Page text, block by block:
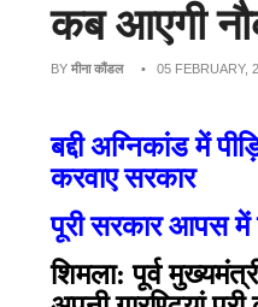
कब आएगी
BY मीना कौंडल • 05 FEBRUARY,
बद्दी अग्निकांड में
करवाए सरकार
पूरी सरकार आपस
शिमला: पूर्व